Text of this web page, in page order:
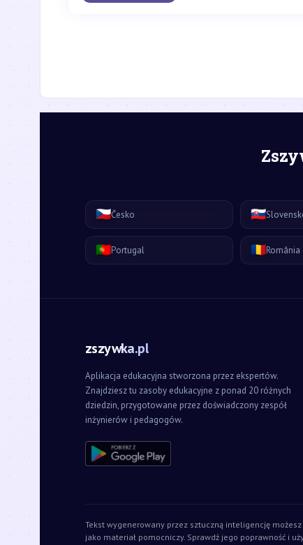
🇨🇿Česko 🇸🇰
🇵🇹Portugal 🇷🇴România
zszywka.pl
Aplikacja edukacyjna stworzona przez ekspertów.
Znajdziesz tu zasoby edukacyjne z ponad 20 różnych
dziedzin, przygotowane przez doświadczony zespół
inżynierów i pedagogów.
Tekst wygenerowany przez sztuczną inteligencję
jako materiał pomocniczy. Sprawdź jego poprawność i